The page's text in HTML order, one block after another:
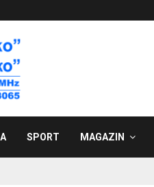
SPORT MAGAZIN